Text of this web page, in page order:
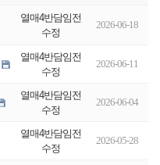
열매4반담임전
수정
2026-06-18
열매4반담임전
수정
2026-06-11
열매4반담임전
수정
2026-06-04
열매4반담임전
수정
2026-05-28